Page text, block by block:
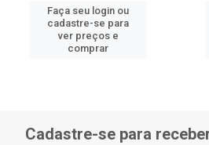
Faça seu login ou
cadastre-se para
ver preços e
comprar
Cadastre-se para